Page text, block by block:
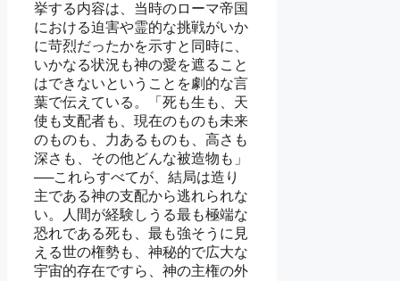
挙する内容は、当時のローマ帝国
における迫害や霊的な挑戦がいか
に苛烈だったかを示すと同時に、
いかなる状況も神の愛を遮ること
はできないということを劇的な言
葉で伝えている。「死も生も、天
使も支配者も、現在のものも未来
のものも、力あるものも、高さも
深さも、その他どんな被造物も」
──これらすべてが、結局は造り
主である神の支配から逃れられな
い。人間が経験しうる最も極端な
恐れである死も、最も強そうに見
える世の権勢も、神秘的で広大な
宇宙的存在ですら、神の主権の外